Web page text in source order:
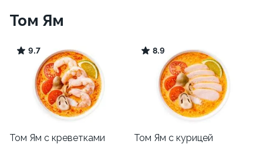
Том Ям
9.7
Том Ям с креветками
8.9
Том Ям с курицей